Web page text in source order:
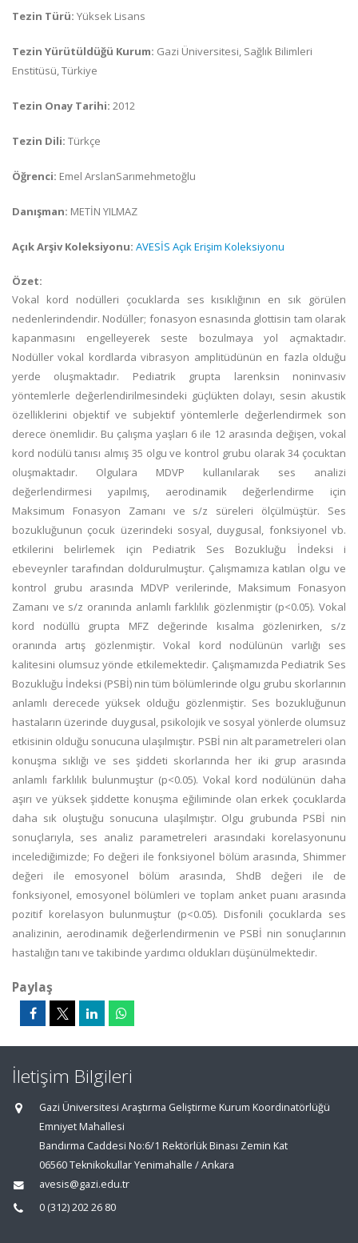
Tezin Türü: Yüksek Lisans
Tezin Yürütüldüğü Kurum: Gazi Üniversitesi, Sağlık Bilimleri
Enstitüsü, Türkiye
Tezin Onay Tarihi: 2012
Tezin Dili: Türkçe
Öğrenci: Emel ArslanSarımehmetoğlu
Danışman: METİN YILMAZ
Açık Arşiv Koleksiyonu: AVESİS Açık Erişim Koleksiyonu
Özet:
Vokal kord nodülleri çocuklarda ses kısıklığının en sık görülen
nedenlerindendir. Nodüller; fonasyon esnasında glottisin tam olarak
kapanmasını engelleyerek seste bozulmaya yol açmaktadır.
Nodüller vokal kordlarda vibrasyon amplitüdünün en fazla olduğu
yerde oluşmaktadır. Pediatrik grupta larenksin noninvasiv
yöntemlerle değerlendirilmesindeki güçlükten dolayı, sesin akustik
özelliklerini objektif ve subjektif yöntemlerle değerlendirmek son
derece önemlidir. Bu çalışma yaşları 6 ile 12 arasında değişen, vokal
kord nodülü tanısı almış 35 olgu ve kontrol grubu olarak 34 çocuktan
oluşmaktadır. Olgulara MDVP kullanılarak ses analizi
değerlendirmesi yapılmış, aerodinamik değerlendirme için
Maksimum Fonasyon Zamanı ve s/z süreleri ölçülmüştür. Ses
bozukluğunun çocuk üzerindeki sosyal, duygusal, fonksiyonel vb.
etkilerini belirlemek için Pediatrik Ses Bozukluğu İndeksi i
ebeveynler tarafından doldurulmuştur. Çalışmamıza katılan olgu ve
kontrol grubu arasında MDVP verilerinde, Maksimum Fonasyon
Zamanı ve s/z oranında anlamlı farklılık gözlenmiştir (p<0.05). Vokal
kord nodüllü grupta MFZ değerinde kısalma gözlenirken, s/z
oranında artış gözlenmiştir. Vokal kord nodülünün varlığı ses
kalitesini olumsuz yönde etkilemektedir. Çalışmamızda Pediatrik Ses
Bozukluğu İndeksi (PSBİ) nin tüm bölümlerinde olgu grubu skorlarının
anlamlı derecede yüksek olduğu gözlenmiştir. Ses bozukluğunun
hastaların üzerinde duygusal, psikolojik ve sosyal yönlerde olumsuz
etkisinin olduğu sonucuna ulaşılmıştır. PSBİ nin alt parametreleri olan
konuşma sıklığı ve ses şiddeti skorlarında her iki grup arasında
anlamlı farklılık bulunmuştur (p<0.05). Vokal kord nodülünün daha
aşırı ve yüksek şiddette konuşma eğiliminde olan erkek çocuklarda
daha sık oluştuğu sonucuna ulaşılmıştır. Olgu grubunda PSBİ nin
sonuçlarıyla, ses analiz parametreleri arasındaki korelasyonunu
incelediğimizde; Fo değeri ile fonksiyonel bölüm arasında, Shimmer
değeri ile emosyonel bölüm arasında, ShdB değeri ile de
fonksiyonel, emosyonel bölümleri ve toplam anket puanı arasında
pozitif korelasyon bulunmuştur (p<0.05). Disfonili çocuklarda ses
analizinin, aerodinamik değerlendirmenin ve PSBİ nin sonuçlarının
hastalığın tanı ve takibinde yardımcı oldukları düşünülmektedir.
Paylaş
İletişim Bilgileri
Gazi Üniversitesi Araştırma Geliştirme Kurum Koordinatörlüğü
Emniyet Mahallesi
Bandırma Caddesi No:6/1 Rektörlük Binası Zemin Kat
06560 Teknikokullar Yenimahalle / Ankara
avesis@gazi.edu.tr
0 (312) 202 26 80